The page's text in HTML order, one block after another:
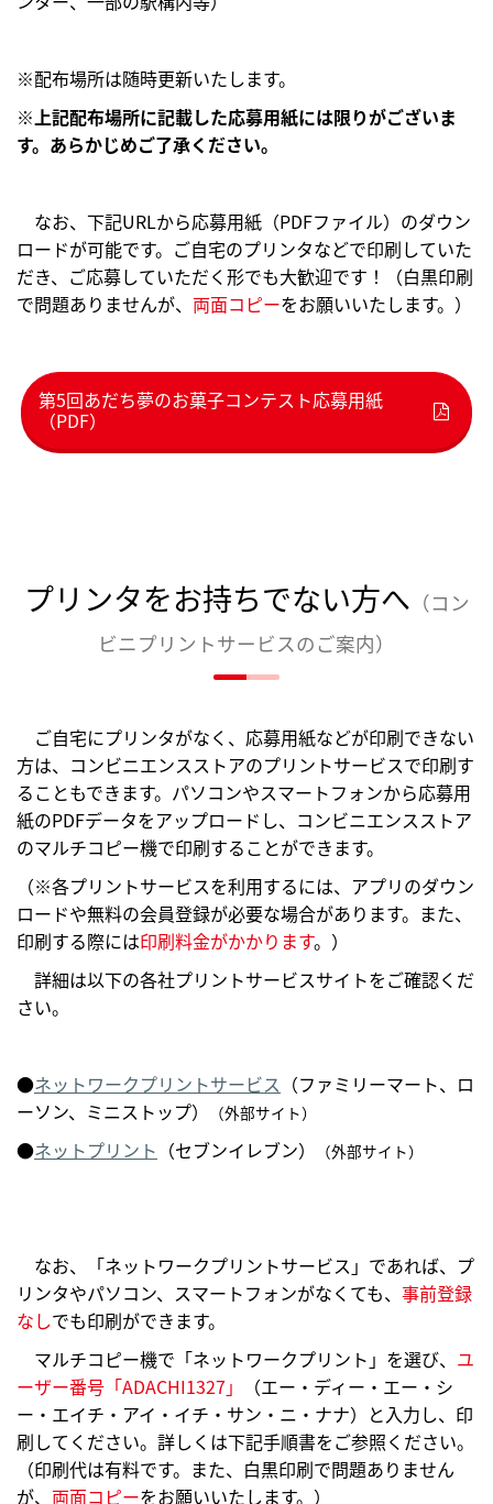
※配布場所は随時更新いたします。
※上記配布場所に記載した応募用紙には限りがございま
す。あらかじめご了承ください。
なお、下記URLから応募用紙（PDFファイル）のダウン
ロードが可能です。ご自宅のプリンタなどで印刷していた
だき、ご応募していただく形でも大歓迎です！（白黒印刷
で問題ありませんが、 両面コピーをお願いいたします。）
第5回あだち夢のお菓子コンテスト応募用紙
（PDF）
プリンタをお持ちでない方へ （コン
ビニプリントサービスのご案内）
ご自宅にプリンタがなく、応募用紙などが印刷できない
方は、コンビニエンスストアのプリントサービスで印刷す
ることもできます。パソコンやスマートフォンから応募用
紙のPDFデータをアップロードし、コンビニエンスストア
のマルチコピー機で印刷することができます。
（※各プリントサービスを利用するには、アプリのダウン
ロードや無料の会員登録が必要な場合があります。また、
印刷する際には印刷料金がかかります。）
詳細は以下の各社プリントサービスサイトをご確認くだ
さい。
●ネットワークプリントサービス （ファミリーマート、ロ
ーソン、ミニストップ）
（外部サイト）
●ネットプリント （セブンイレブン） （外部サイト）
なお、「ネットワークプリントサービス」であれば、プ
リンタやパソコン、スマートフォンがなくても、 事前登録
なしでも印刷ができます。
マルチコピー機で「ネットワークプリント」を選び、 ユ
ーザー番号「ADACHI1327」
（エー・ディー・エー・シ
ー・エイチ・アイ・イチ・サン・ニ・ナナ）と入力し、印
刷してください。詳しくは下記手順書をご参照ください。
（印刷代は有料です。また、白黒印刷で問題ありません
が、 両面コピーをお願いいたします。）